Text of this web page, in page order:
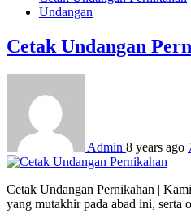
Undangan
Cetak Undangan
Admin 8 years ago
Cetak Undangan Pernikahan |
yang mutakhir pada abad ini,